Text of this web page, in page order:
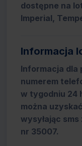
dostępne na
Imperial,
Informacja
Informacja dla
numerem
w tygodniu 24
można
wysyłając
nr 35007.